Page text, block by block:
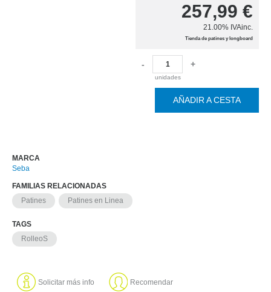
257,99 €
21.00% IVAinc.
Tienda de patines y longboard
-
unidades
+
AÑADIR A CESTA
MARCA
Seba
FAMILIAS RELACIONADAS
Patines
Patines en Linea
TAGS
RolleoS
Solicitar más info Recomendar